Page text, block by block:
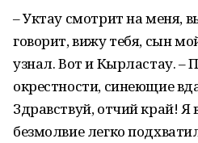
– Уктау смотрит на меня,
говорит, вижу тебя, сын
узнал. Вот и Кырластау. –
окрестности, синеющие
Здравствуй, отчий край! Я
безмолвие легко